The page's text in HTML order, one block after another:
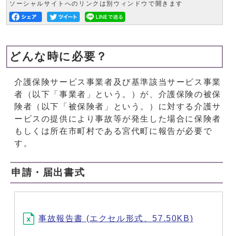
ソーシャルサイトへのリンクは別ウィンドウで開きます
どんな時に必要？
介護保険サービス事業者及び基準該当サービス事業
者（以下「事業者」という。）が、介護保険の被保
険者（以下「被保険者」という。）に対する介護サ
ービスの提供により事故等が発生した場合に保険者
もしくは所在市町村である宮代町に報告が必要で
す。
申請・届出書式
事故報告書 (エクセル形式、57.50KB)